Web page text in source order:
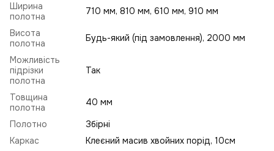
Ширина
полотна
710 мм, 810 мм, 610 мм, 910 мм
Висота
полотна
Будь-який (під замовлення), 2000 мм
Можливість
підрізки
полотна
Так
Товщина
полотна
40 мм
Полотно
Збірні
Каркас
Клеєний масив хвойних порід, 10см